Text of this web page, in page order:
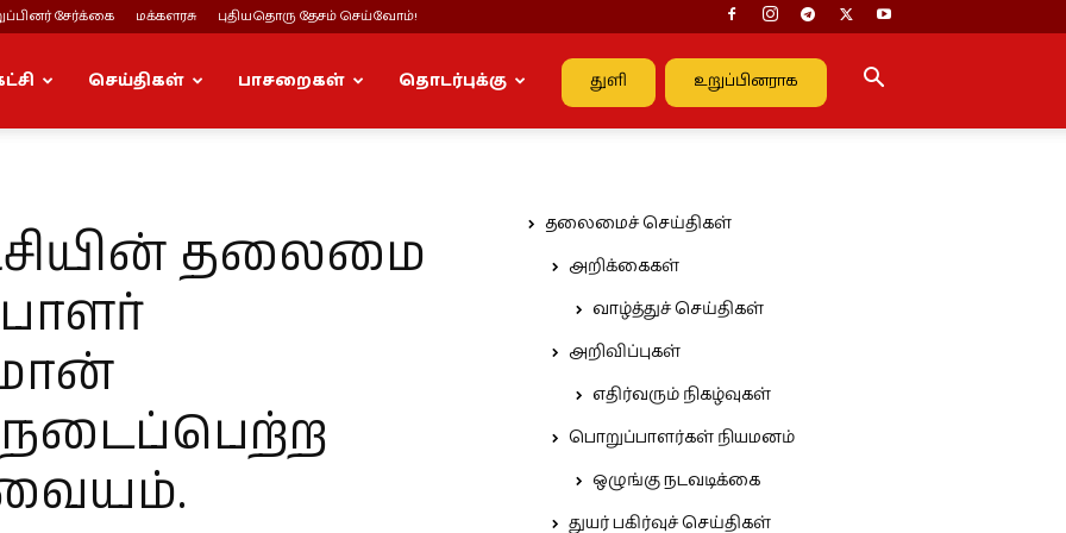
சேர்க்கை மக்களரசு புதியதொரு தேசம் செய்வோம்!
துளி உறுப்பினராக
செய்திகள் பாசறைகள் தொடர்புக்கு
தலைமை
தலைமைச் செய்திகள்
அறிக்கைகள்
வாழ்த்துச் செய்திகள்
அறிவிப்புகள்
எதிர்வரும் நிகழ்வுகள்
பொறுப்பாளர்கள் நியமனம்
ஒழுங்கு நடவடிக்கை
துயர் பகிர்வுச் செய்திகள்